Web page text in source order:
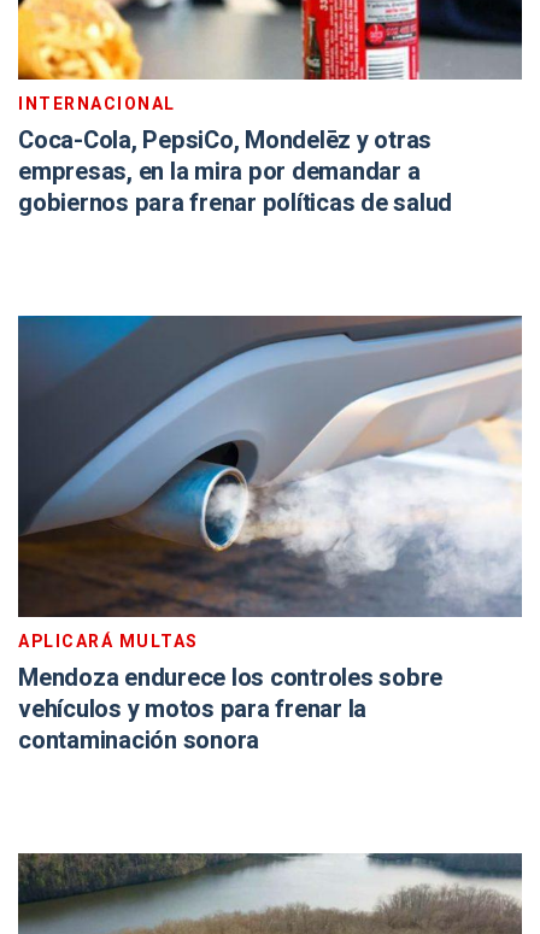
INTERNACIONAL
Coca-Cola, PepsiCo, Mondelēz y otras
empresas, en la mira por demandar a
gobiernos para frenar políticas de salud
APLICARÁ MULTAS
Mendoza endurece los controles sobre
vehículos y motos para frenar la
contaminación sonora